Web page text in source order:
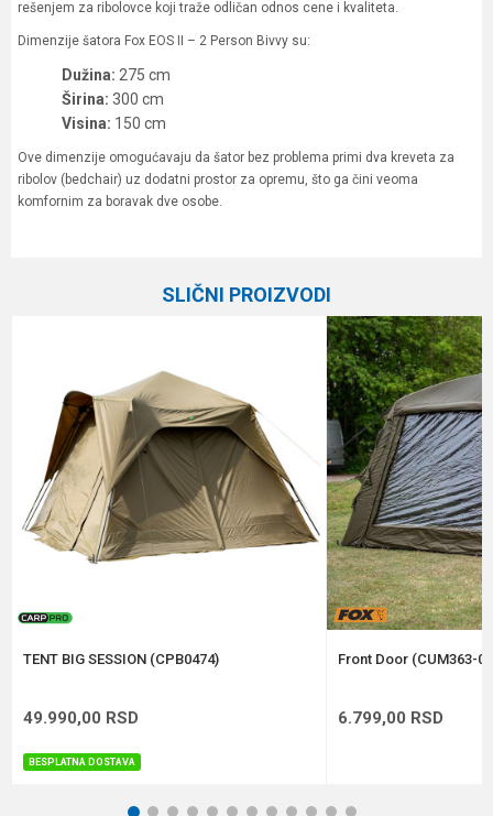
rešenjem za ribolovce koji traže odličan odnos cene i kvaliteta.
Dimenzije šatora Fox EOS II – 2 Person Bivvy su:
Dužina: 275 cm
Širina: 300 cm
Visina: 150 cm
Ove dimenzije omogućavaju da šator bez problema primi dva kreveta za
ribolov (bedchair) uz dodatni prostor za opremu, što ga čini veoma
komfornim za boravak dve osobe.
Poruka
POŠALJI
SLIČNI PROIZVODI
TENT BIG SESSION (CPB0474)
49.990,00 RSD
BESPLATNA DOSTAVA
Front Door (CUM363-
6.799,00 RSD